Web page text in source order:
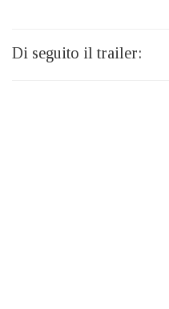
Di seguito il trailer: